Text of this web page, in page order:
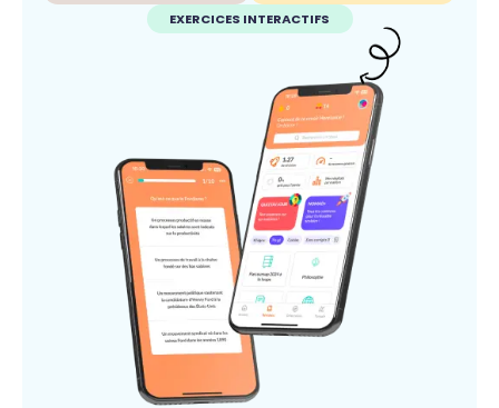
EXERCICES INTERACTIFS